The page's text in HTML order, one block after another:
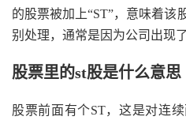
的股票被加上“ST”，意味着该
别处理，通常是因为公司出现
股票里的st股是什么意思
股票前面有个ST，这是对连